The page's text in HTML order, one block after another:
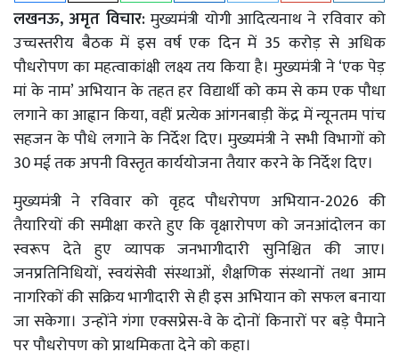
लखनऊ, अमृत विचार:मुख्यमंत्री योगी आदित्यनाथ ने रविवार को
उच्चस्तरीय बैठक में इस वर्ष एक दिन में 35 करोड़ से अधिक
पौधरोपण का महत्वाकांक्षी लक्ष्य तय किया है। मुख्यमंत्री ने ‘एक पेड़
मां के नाम’ अभियान के तहत हर विद्यार्थी को कम से कम एक पौधा
लगाने का आह्वान किया, वहीं प्रत्येक आंगनबाड़ी केंद्र में न्यूनतम पांच
सहजन के पौधे लगाने के निर्देश दिए। मुख्यमंत्री ने सभी विभागों को
30 मई तक अपनी विस्तृत कार्ययोजना तैयार करने के निर्देश दिए।
मुख्यमंत्री ने रविवार को वृहद पौधरोपण अभियान-2026 की
तैयारियों की समीक्षा करते हुए कि वृक्षारोपण को जनआंदोलन का
स्वरूप देते हुए व्यापक जनभागीदारी सुनिश्चित की जाए।
जनप्रतिनिधियों, स्वयंसेवी संस्थाओं, शैक्षणिक संस्थानों तथा आम
नागरिकों की सक्रिय भागीदारी से ही इस अभियान को सफल बनाया
जा सकेगा। उन्होंने गंगा एक्सप्रेस-वे के दोनों किनारों पर बड़े पैमाने
पर पौधरोपण को प्राथमिकता देने को कहा।